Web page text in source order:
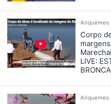
Corpo
LIVE: